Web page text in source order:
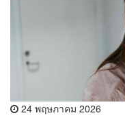
24 พฤษภาคม 2026